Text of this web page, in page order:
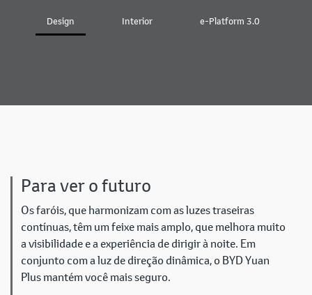
Design Interior e-Platform 3.0
Para ver o futuro
Os faróis, que harmonizam com as luzes traseiras
contínuas, têm um feixe mais amplo, que melhora muito
a visibilidade e a experiência de dirigir à noite. Em
conjunto com a luz de direção dinâmica, o BYD Yuan
Plus mantém você mais seguro.